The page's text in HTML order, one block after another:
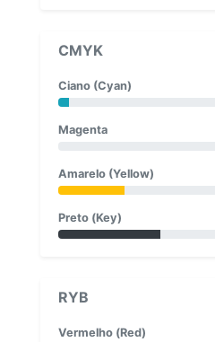
CMYK
Ciano (Cyan)
Magenta
Amarelo (Yellow)
Preto (Key)
RYB
Vermelho (Red)